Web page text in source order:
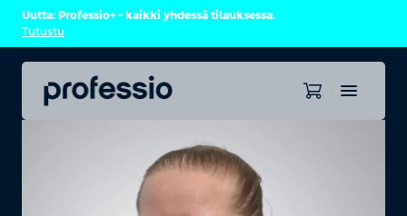
Uutta: Professio+ – kaikki yhdessä tilauksessa.
Tutustu